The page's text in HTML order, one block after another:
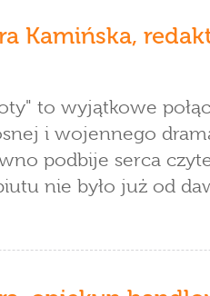
Kamińska,
to wyjątkowe
i wojennego
podbije serca
nie było już od